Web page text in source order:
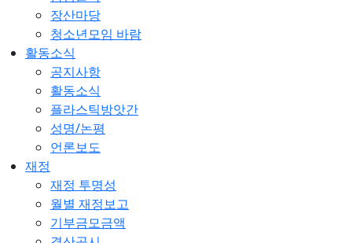
장산마당
청소년모임 바람
활동소식
공지사항
활동소식
플라스틱방앗간
성명/논평
언론보도
재정
재정 투명성
월별 재정보고
기부금모금액